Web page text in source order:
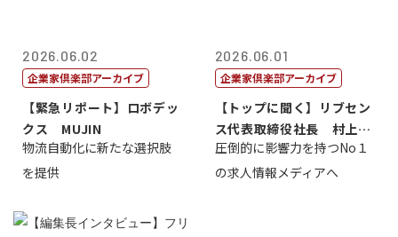
2026.06.02
企業家倶楽部アーカイブ
【緊急リポート】ロボデッ
クス MUJIN
物流自動化に新たな選択肢
を提供
2026.06.01
企業家倶楽部アーカイブ
【トップに聞く】リブセン
ス代表取締役社長 村上太
一 氏
圧倒的に影響力を持つNo１
の求人情報メディアへ